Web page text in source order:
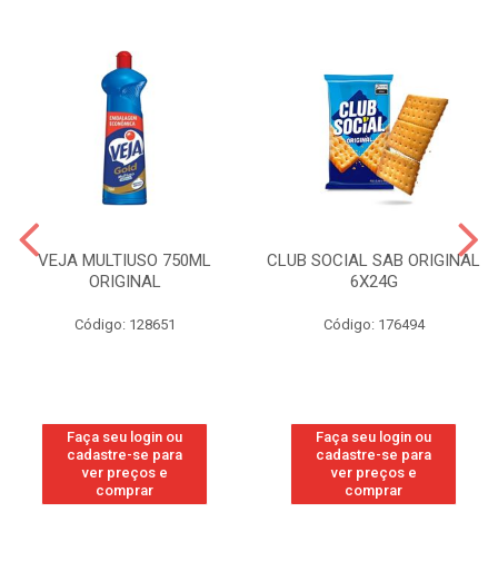
VEJA MULTIUSO 750ML
ORIGINAL
Código: 128651
Faça seu login ou
cadastre-se para
ver preços e
comprar
CLUB SOCIAL SAB ORIGINAL
6X24G
Código: 176494
Faça seu login ou
cadastre-se para
ver preços e
comprar